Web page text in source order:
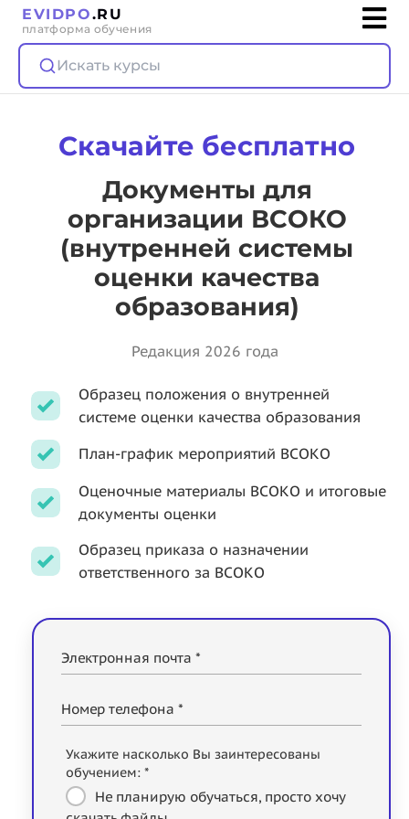
EVIDPO.RU
платформа обучения
Искать курсы
Скачайте бесплатно
Документы для
организации ВСОКО
(внутренней системы
оценки качества
образования)
Редакция 2026 года
Образец положения о внутренней
системе оценки качества образования
План-график мероприятий ВСОКО
Оценочные материалы ВСОКО и итоговые
документы оценки
Образец приказа о назначении
ответственного за ВСОКО
Электронная почта *
Номер телефона *
Укажите насколько Вы заинтересованы
обучением: *
Не планирую обучаться, просто хочу